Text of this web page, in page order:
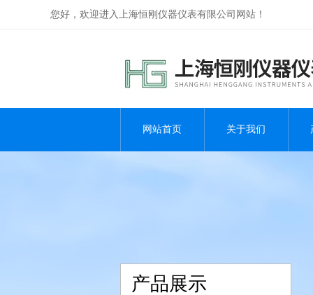
您好，欢迎进入上海恒刚仪器仪表有限公司网站！
网站首页 关于我们
产品展示